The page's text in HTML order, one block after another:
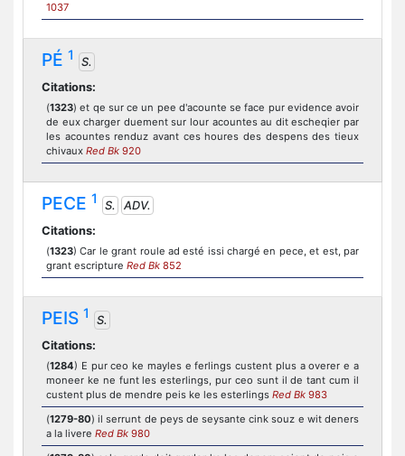
1037
PÉ 1
S.
Citations:
(1323) et qe sur ce un pee d'acounte se face pur evidence avoir
de eux charger duement sur lour acountes au dit escheqier par
les acountes renduz avant ces houres des despens des tieux
chivaux Red Bk 920
PECE 1 S.
ADV.
Citations:
(1323) Car le grant roule ad esté issi chargé en pece, et est, par
grant escripture Red Bk 852
PEIS 1
S.
Citations:
(1284) E pur ceo ke mayles e ferlings custent plus a overer e a
moneer ke ne funt les esterlings, pur ceo sunt il de tant cum il
custent plus de mendre peis ke les esterlings Red Bk 983
(1279-80) il serrunt de peys de seysante cink souz e wit deners
a la livere Red Bk 980